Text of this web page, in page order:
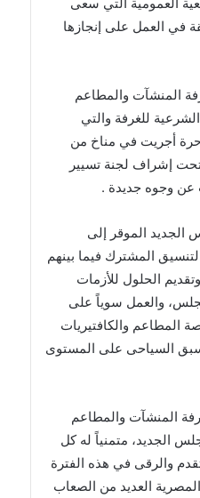
في العمل على إنجازها
المنشآت والمطاعم
للغرفة والتي
أجريت في مناخ من
تحت إشراف لجنة تسيير
عن وجوه جديدة .
الجديد الموقر إلى
المشترك فيما بينهم
الحلول للأزمات
والعمل سوياً على
المطاعم والكافتيريات
السياحى على المستوى
المنشآت والمطاعم
الجديد، متمنياً له كل
والرقى في هذه الفترة
العديد من الصعاب